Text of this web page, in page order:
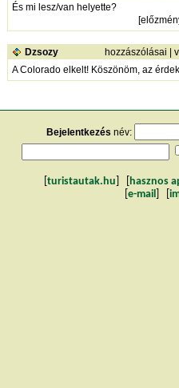
És mi lesz/van helyette?
[
Dzsozy hozzászólásai |
A Colorado elkelt! Köszönöm, az
Bejelentkezés név:
turistautak.hu hasznos
e-mail